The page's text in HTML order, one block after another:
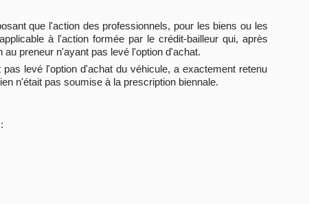
que l'action des professionnels, pour les biens ou les
à l'action formée par le crédit-bailleur qui, après
preneur n'ayant pas levé l'option d'achat.
levé l'option d'achat du véhicule, a exactement retenu
n'était pas soumise à la prescription biennale.